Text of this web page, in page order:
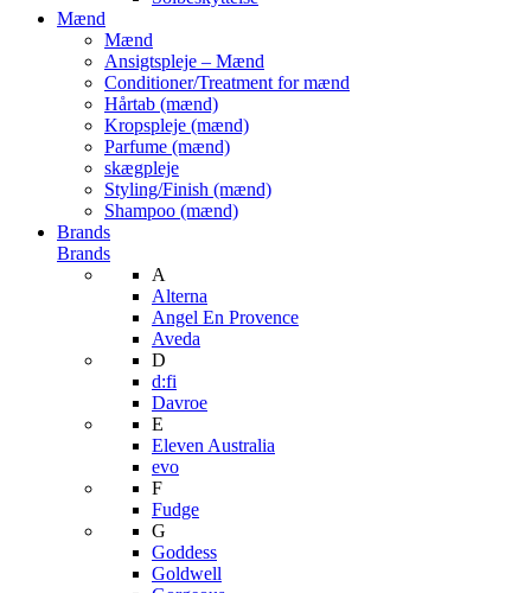
Mænd
Mænd
Ansigtspleje – Mænd
Conditioner/Treatment for mænd
Hårtab (mænd)
Kropspleje (mænd)
Parfume (mænd)
skægpleje
Styling/Finish (mænd)
Shampoo (mænd)
Brands
Brands
A
Alterna
Angel En Provence
Aveda
D
d:fi
Davroe
E
Eleven Australia
evo
F
Fudge
G
Goddess
Goldwell